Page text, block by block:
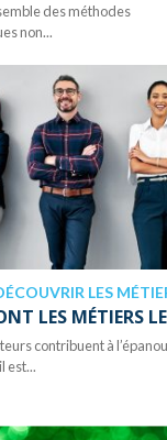
des méthodes
non...
LES
LES MÉTIERS
contribuent à
est...